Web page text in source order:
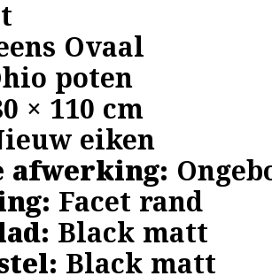
Ovaal
poten
× 110 cm
eiken
afwerking:
Facet rand
Black matt